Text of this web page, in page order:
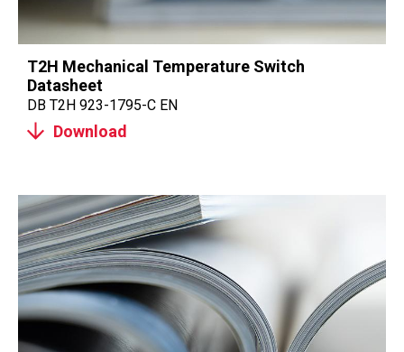
T2H Mechanical Temperature Switch
Datasheet
DB T2H 923-1795-C EN
Download